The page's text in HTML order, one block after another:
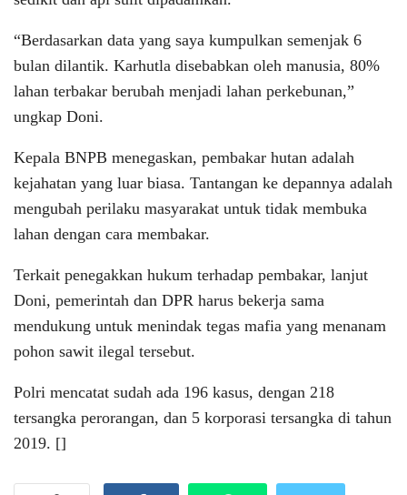
“Berdasarkan data yang saya kumpulkan semenjak 6
bulan dilantik. Karhutla disebabkan oleh manusia, 80%
lahan terbakar berubah menjadi lahan perkebunan,”
ungkap Doni.
Kepala BNPB menegaskan, pembakar hutan adalah
kejahatan yang luar biasa. Tantangan ke depannya adalah
mengubah perilaku masyarakat untuk tidak membuka
lahan dengan cara membakar.
Terkait penegakkan hukum terhadap pembakar, lanjut
Doni, pemerintah dan DPR harus bekerja sama
mendukung untuk menindak tegas mafia yang menanam
pohon sawit ilegal tersebut.
Polri mencatat sudah ada 196 kasus, dengan 218
tersangka perorangan, dan 5 korporasi tersangka di tahun
2019. []